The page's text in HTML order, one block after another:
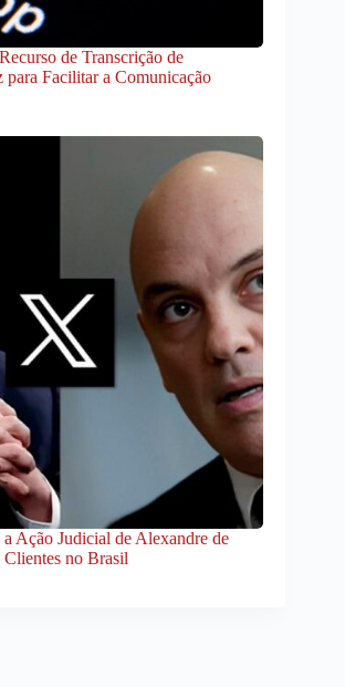
de Transcrição de
para Facilitar a Comunicação
Ação Judicial de Alexandre de
no Brasil